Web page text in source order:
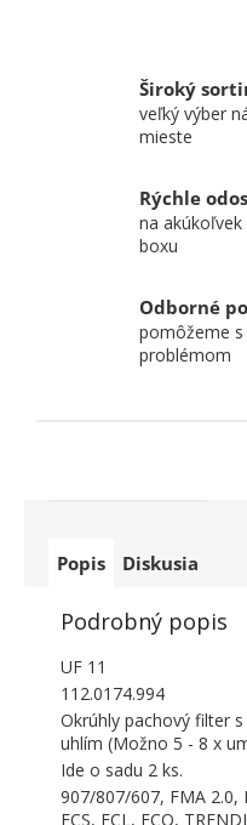
Široký
veľký výber
mieste
Rýchle
na
boxu
Odborné
pomôžeme
problémom
Popis Diskusia
Podrobný popis
UF 11
112.0174.994
Okrúhly pachový filter
uhlím (Možno 5 - 8 x
Ide o sadu 2 ks.
907/807/607, FMA 2.0,
FCS, FCL, FCO,